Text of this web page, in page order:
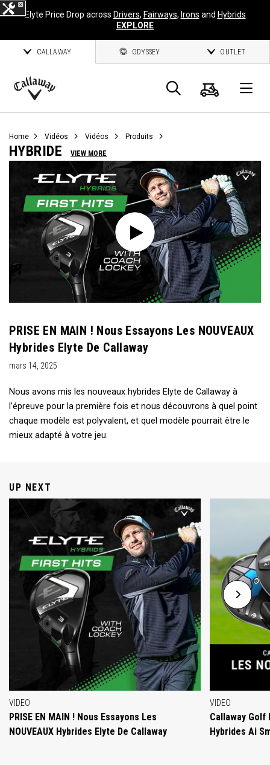
Elyte Price Drop across Drivers, Fairways, Irons and Hybrids
EXPLORE
CALLAWAY ODYSSEY OUTLET
Callaway
Panier
Home Vidéos Vidéos Produits
HYBRIDE VIEW MORE
PRISE EN MAIN ! Nous Essayons Les NOUVEAUX
Hybrides Elyte De Callaway
mars 14, 2025
Nous avons mis les nouveaux hybrides Elyte de Callaway à
l’épreuve pour la première fois et nous découvrons à quel point
chaque modèle est polyvalent, et quel modèle pourrait être le
mieux adapté à votre jeu.
UP NEXT
VIDEO
PRISE EN MAIN ! Nous Essayons Les
NOUVEAUX Hybrides Elyte De Callaway
VIDEO
Callaway Golf
Hybrides Ai